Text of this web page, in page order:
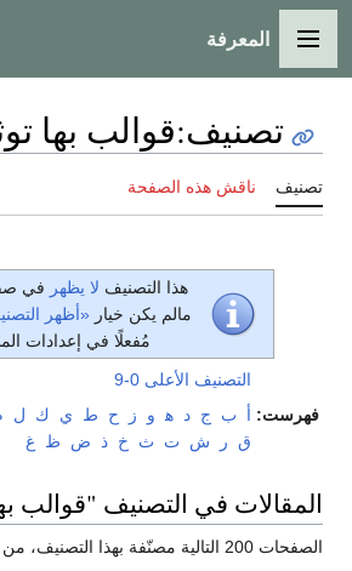
القائمة الرئيسية
المعرفة
تصنيف:قوالب بها
تصنيف ناقش هذه الصفحة
هذا التصنيف لا يظهر في
مالم يكن خيار «أظهر
مُفعلًا في إعدادات
فهرست:
التصنيف الأعلى 0-9
أ
ب ج د ﻫ و ز ح ط ي ك ل
ق
ر ش ت ث خ ذ ض ظ غ
المقالات في التصنيف "قوالب
الصفحات 200 التالية مصنّفة بهذا التصنيف، من إجمالي 355.